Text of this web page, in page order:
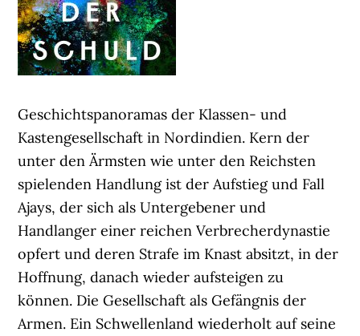
Geschichtspanoramas der Klassen- und
Kastengesellschaft in Nordindien. Kern der
unter den Ärmsten wie unter den Reichsten
spielenden Handlung ist der Aufstieg und Fall
Ajays, der sich als Untergebener und
Handlanger einer reichen Verbrecherdynastie
opfert und deren Strafe im Knast absitzt, in der
Hoffnung, danach wieder aufsteigen zu
können. Die Gesellschaft als Gefängnis der
Armen. Ein Schwellenland wiederholt auf seine